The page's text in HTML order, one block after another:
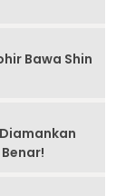
Bawa Shin